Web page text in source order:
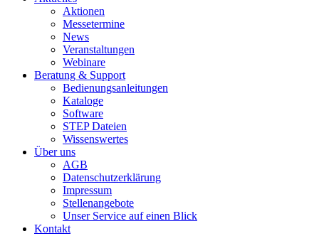
Aktionen
Messetermine
News
Veranstaltungen
Webinare
Beratung & Support
Bedienungsanleitungen
Kataloge
Software
STEP Dateien
Wissenswertes
Über uns
AGB
Datenschutzerklärung
Impressum
Stellenangebote
Unser Service auf einen Blick
Kontakt